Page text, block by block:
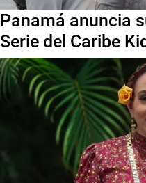
Panamá anuncia
Serie del Caribe